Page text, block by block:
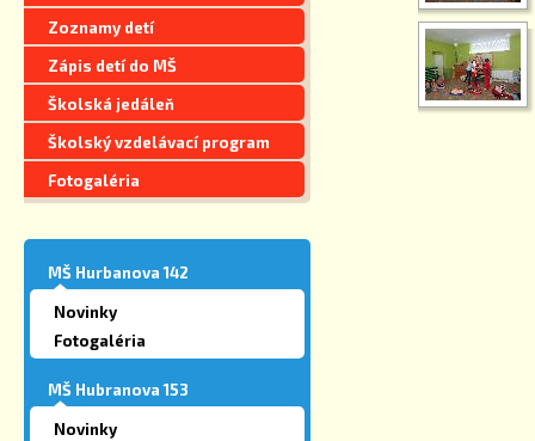
Zoznamy detí
Zápis detí do MŠ
Školská jedáleň
Školský vzdelávací program
Fotogaléria
MŠ Hurbanova 142
Novinky
Fotogaléria
MŠ Hubranova 153
Novinky